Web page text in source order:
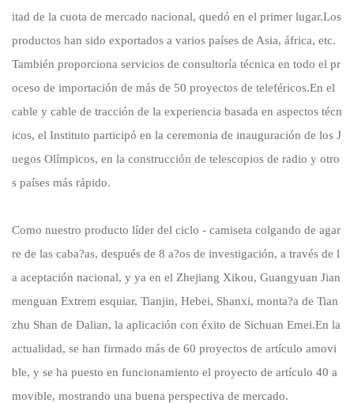
itad de la cuota de mercado nacional, quedó en el primer lugar.Los
productos han sido exportados a varios países de Asia, áfrica, etc.
También proporciona servicios de consultoría técnica en todo el pr
oceso de importación de más de 50 proyectos de teleféricos.En el
cable y cable de tracción de la experiencia basada en aspectos técn
icos, el Instituto participó en la ceremonia de inauguración de los J
uegos Olímpicos, en la construcción de telescopios de radio y otro
s países más rápido.
Como nuestro producto líder del ciclo - camiseta colgando de agar
re de las caba?as, después de 8 a?os de investigación, a través de l
a aceptación nacional, y ya en el Zhejiang Xikou, Guangyuan Jian
menguan Extrem esquiar, Tianjin, Hebei, Shanxi, monta?a de Tian
zhu Shan de Dalian, la aplicación con éxito de Sichuan Emei.En la
actualidad, se han firmado más de 60 proyectos de artículo amovi
ble, y se ha puesto en funcionamiento el proyecto de artículo 40 a
movible, mostrando una buena perspectiva de mercado.